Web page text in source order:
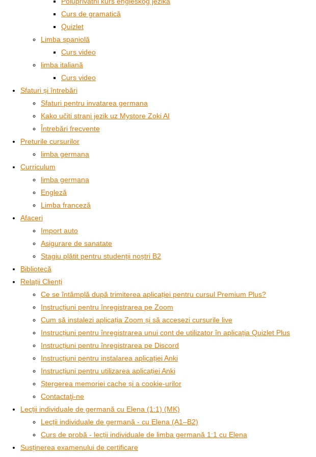
Curs de gramatică
Quizlet
Limba spaniolă
Curs video
limba italiană
Curs video
Sfaturi și întrebări
Sfaturi pentru invatarea germana
Kako učiti strani jezik uz Mystore Zoki AI
Întrebări frecvente
Preturile cursurilor
limba germana
Curriculum
limba germana
Engleză
Limba franceză
Afaceri
Import auto
Asigurare de sanatate
Stagiu plătit pentru studenții noștri B2
Bibliotecă
Relații Clienți
Ce se întâmplă după trimiterea aplicației pentru cursul Premium Plus?
Instrucțiuni pentru înregistrarea pe Zoom
Cum să instalezi aplicația Zoom și să accesezi cursurile live
Instrucțiuni pentru înregistrarea unui cont de utilizator în aplicația Quizlet Plus
Instrucțiuni pentru înregistrarea pe Discord
Instrucțiuni pentru instalarea aplicației Anki
Instrucțiuni pentru utilizarea aplicației Anki
Ștergerea memoriei cache și a cookie-urilor
Contactaţi-ne
Lecții individuale de germană cu Elena (1:1) (MK)
Lecții individuale de germană - cu Elena (A1–B2)
Curs de probă - lecții individuale de limba germană 1:1 cu Elena
Susținerea examenului de certificare